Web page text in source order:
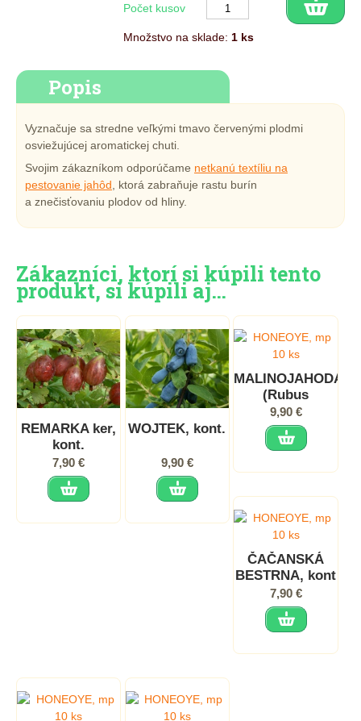
Počet kusov
Množstvo na sklade: 1 ks
Popis
Vyznačuje sa stredne veľkými tmavo červenými plodmi
osviežujúcej aromatickej chuti.
Svojim zákazníkom odporúčame netkanú textíliu na
pestovanie jahôd , ktorá zabraňuje rastu burín
a znečisťovaniu plodov od hliny.
Zákazníci, ktorí si kúpili tento
produkt, si kúpili aj…
REMARKA ker,
kont.
7,90 €
WOJTEK, kont.
9,90 €
MALINOJAHODA
(Rubus
illecebrosus),
kont.
9,90 €
ČAČANSKÁ
BESTRNA, kont
7,90 €